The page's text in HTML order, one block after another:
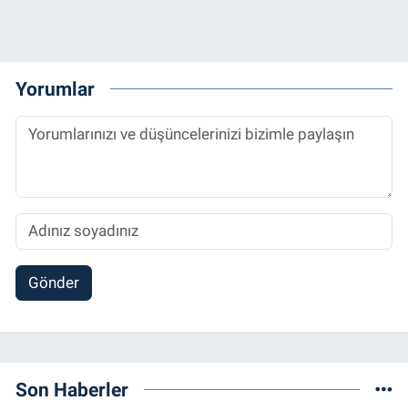
Yorumlar
Gönder
Son Haberler